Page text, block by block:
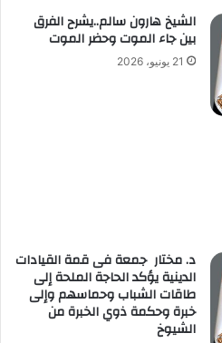
الشيخ هارون سالم..يشرح الفرق
بين جاء الموت وحضر الموت
21 يونيو، 2026
د. مختار جمعة فى قمة القيادات
الدينية يؤكد الحاجة الملحة إلى
طاقات الشباب وحماسهم وإلى
خبرة وحكمة ذوي الخبرة من
الشيوخ